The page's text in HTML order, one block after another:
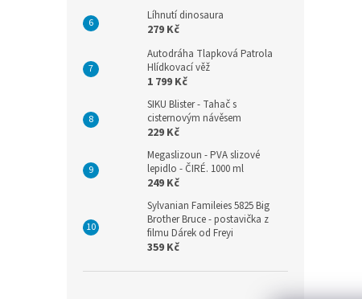
Líhnutí dinosaura
279 Kč
Autodráha Tlapková Patrola
Hlídkovací věž
1 799 Kč
SIKU Blister - Tahač s
cisternovým návěsem
229 Kč
Megaslizoun - PVA slizové
lepidlo - ČIRÉ. 1000 ml
249 Kč
Sylvanian Famileies 5825 Big
Brother Bruce - postavička z
filmu Dárek od Freyi
359 Kč